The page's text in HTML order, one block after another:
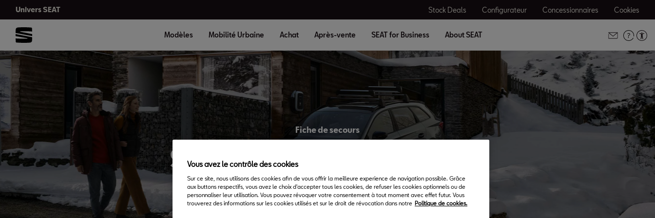
Univers SEAT Stock Deals Configurateur Concessionnaires Cookies
Modèles Mobilité Urbaine Achat Après-vente SEAT for Business About SEAT
Fiche de secours
SEAT Leon Sportstourer.
Vous avez le contrôle des cookies
Sur ce site, nous utilisons des cookies afin de vous offrir la meilleure experience de navigation possible. Grâce
aux buttons respectifs, vous avez le choix d'accepter tous les cookies, de refuser les cookies optionnels ou de
personnaliser leur utilisation. Vous pouvez révoquer votre consentement à tout moment avec effet futur. Vous
trouverez des informations sur les cookies utilisés et sur le droit de révocation dans notre Politique de cookies.